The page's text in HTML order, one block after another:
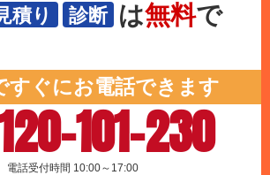
積り 診断 は無料で
すぐにお電話できます
101-230
電話受付時間 10:00～17:00